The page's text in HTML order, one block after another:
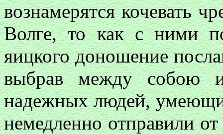
вознамерятся кочевать
Волге, то как с ними
яицкого доношение
выбрав между собою
надежных людей,
немедленно отправили